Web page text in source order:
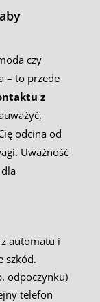
czy
– to przede
z
odcina od
Uważność
z automatu i
szkód.
odpoczynku)
telefon